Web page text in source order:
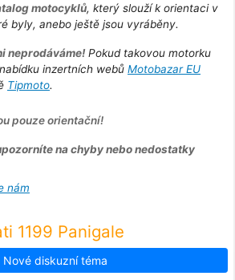
motocyklů, který slouží k orientaci v
byly, anebo ještě jsou vyráběny.
neprodáváme!Pokud takovou motorku
inzertních webů Motobazar EU
Tipmoto.
pouze orientační!
na chyby nebo nedostatky
nám
1199 Panigale
Nové diskuzní téma